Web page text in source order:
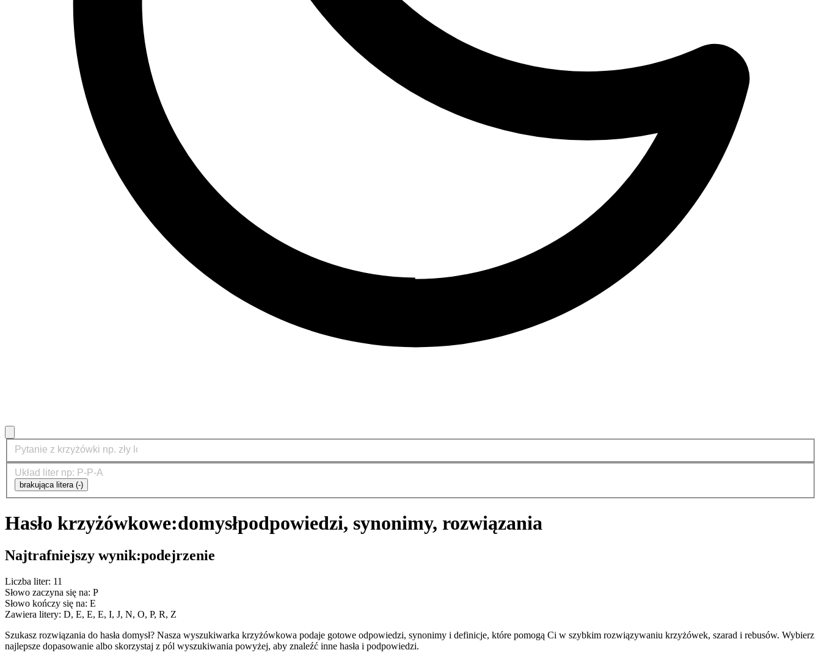
brakująca litera (-)
Hasło krzyżówkowe:domysłpodpowiedzi, synonimy, rozwiązania
Najtrafniejszy wynik:podejrzenie
Liczba liter: 11
Słowo zaczyna się na: P
Słowo kończy się na: E
Zawiera litery: D, E, E, E, I, J, N, O, P, R, Z
Szukasz rozwiązania do hasła domysł? Nasza wyszukiwarka krzyżówkowa podaje gotowe odpowiedzi, synonimy i definicje, które pomogą Ci w szybkim rozwiązywaniu krzyżówek, szarad i rebusów. Wybierz
najlepsze dopasowanie albo skorzystaj z pól wyszukiwania powyżej, aby znaleźć inne hasła i podpowiedzi.